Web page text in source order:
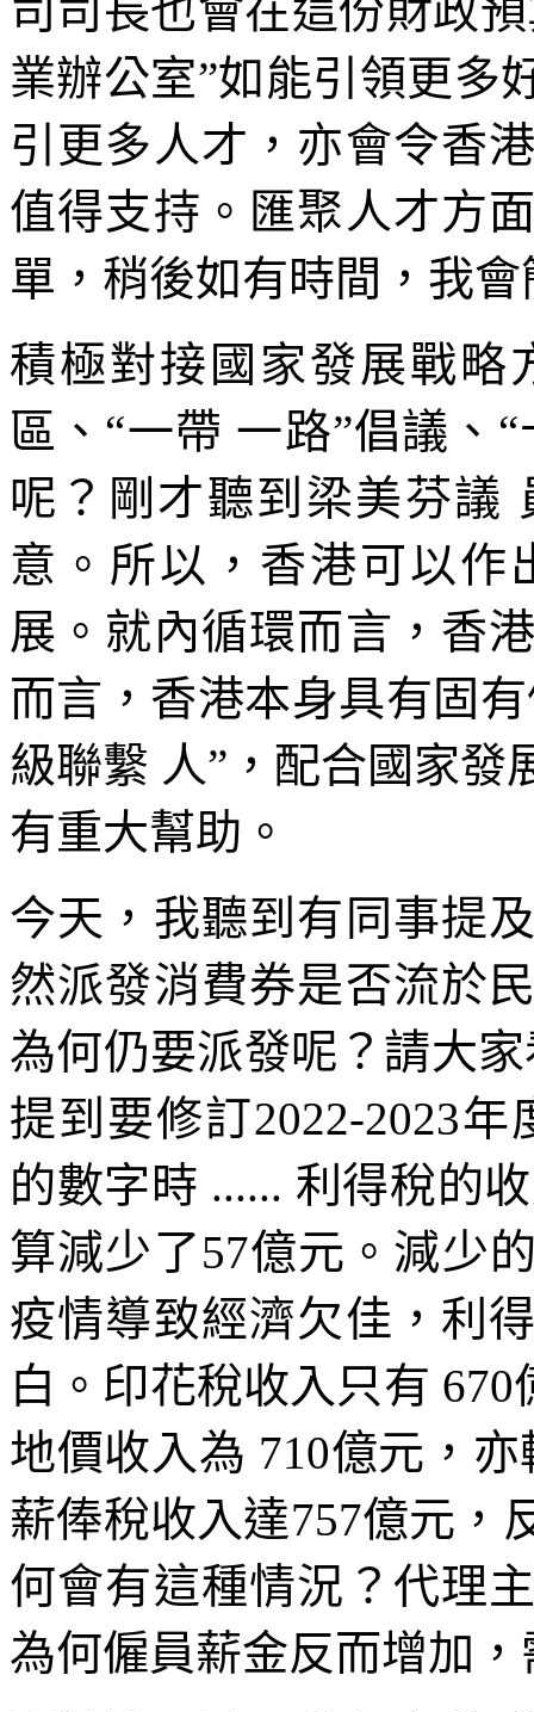
司司長也會在這份財政
業辦公室”如能引領更多
引更多人才，亦會令香
值得支持。匯聚人才方
單，稍後如有時間，我
積極對接國家發展戰略
區、“一帶 一路”倡議、
呢？剛才聽到梁美芬議
意。所以，香港可以作
展。就內循環而言，香
而言，香港本身具有固
級聯繫 人”，配合國家發
有重大幫助。
今天，我聽到有同事提
然派發消費券是否流於
為何仍要派發呢？請大
提到要修訂2022-2023
的數字時 ...... 利得稅的
算減少了57億元。減少
疫情導致經濟欠佳，利
白。印花稅收入只有
地價收入為 710億元，
薪俸稅收入達757億元，
何會有這種情況？代理
為何僱員薪金反而增加